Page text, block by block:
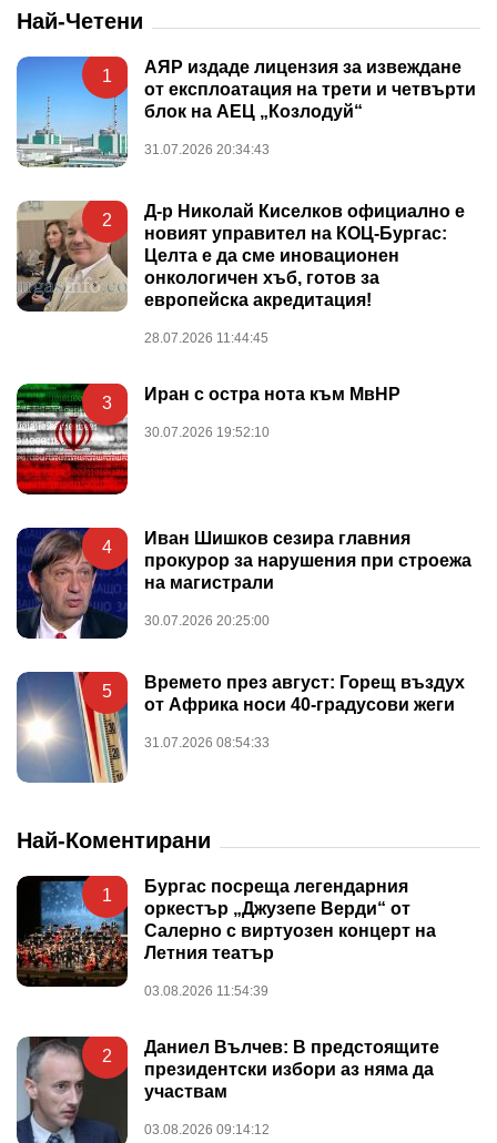
Най-Четени
1
АЯР издаде лицензия за извеждане
от експлоатация на трети и четвърти
блок на АЕЦ „Козлодуй“
31.07.2026 20:34:43
2
Д-р Николай Киселков официално е
новият управител на КОЦ-Бургас:
Целта е да сме иновационен
онкологичен хъб, готов за
европейска акредитация!
28.07.2026 11:44:45
3 Иран с остра нота към МвНР
30.07.2026 19:52:10
4
Иван Шишков сезира главния
прокурор за нарушения при строежа
на магистрали
30.07.2026 20:25:00
5
Времето през август: Горещ въздух
от Африка носи 40-градусови жеги
31.07.2026 08:54:33
Най-Коментирани
1
Бургас посреща легендарния
оркестър „Джузепе Верди“ от
Салерно с виртуозен концерт на
Летния театър
03.08.2026 11:54:39
2
Даниел Вълчев: В предстоящите
президентски избори аз няма да
участвам
03.08.2026 09:14:12